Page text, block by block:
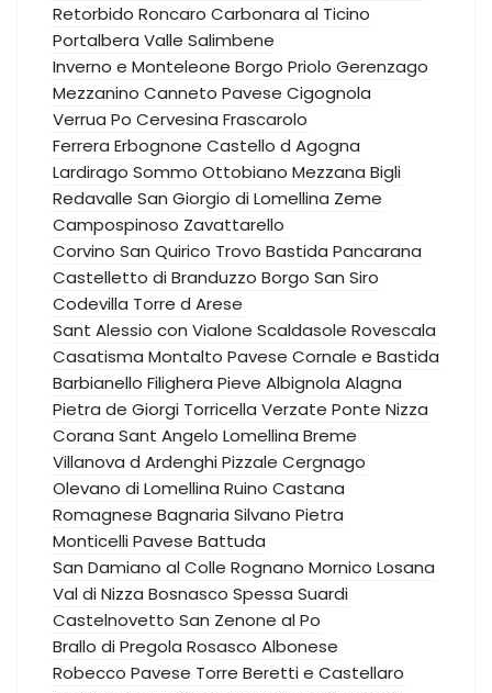
Retorbido Roncaro Carbonara al Ticino
Portalbera Valle Salimbene
Inverno e Monteleone Borgo Priolo Gerenzago
Mezzanino Canneto Pavese Cigognola
Verrua Po Cervesina Frascarolo
Ferrera Erbognone Castello d Agogna
Lardirago Sommo Ottobiano Mezzana Bigli
Redavalle San Giorgio di Lomellina Zeme
Campospinoso Zavattarello
Corvino San Quirico Trovo Bastida Pancarana
Castelletto di Branduzzo Borgo San Siro
Codevilla Torre d Arese
Sant Alessio con Vialone Scaldasole Rovescala
Casatisma Montalto Pavese Cornale e Bastida
Barbianello Filighera Pieve Albignola Alagna
Pietra de Giorgi Torricella Verzate Ponte Nizza
Corana Sant Angelo Lomellina Breme
Villanova d ArdenghiPizzale Cergnago
Olevano di Lomellina Ruino Castana
Romagnese Bagnaria Silvano Pietra
Monticelli Pavese Battuda
San Damiano al Colle Rognano Mornico Losana
Val di Nizza Bosnasco Spessa Suardi
Castelnovetto San Zenone al Po
Brallo di Pregola Rosasco Albonese
Robecco Pavese Torre Beretti e Castellaro